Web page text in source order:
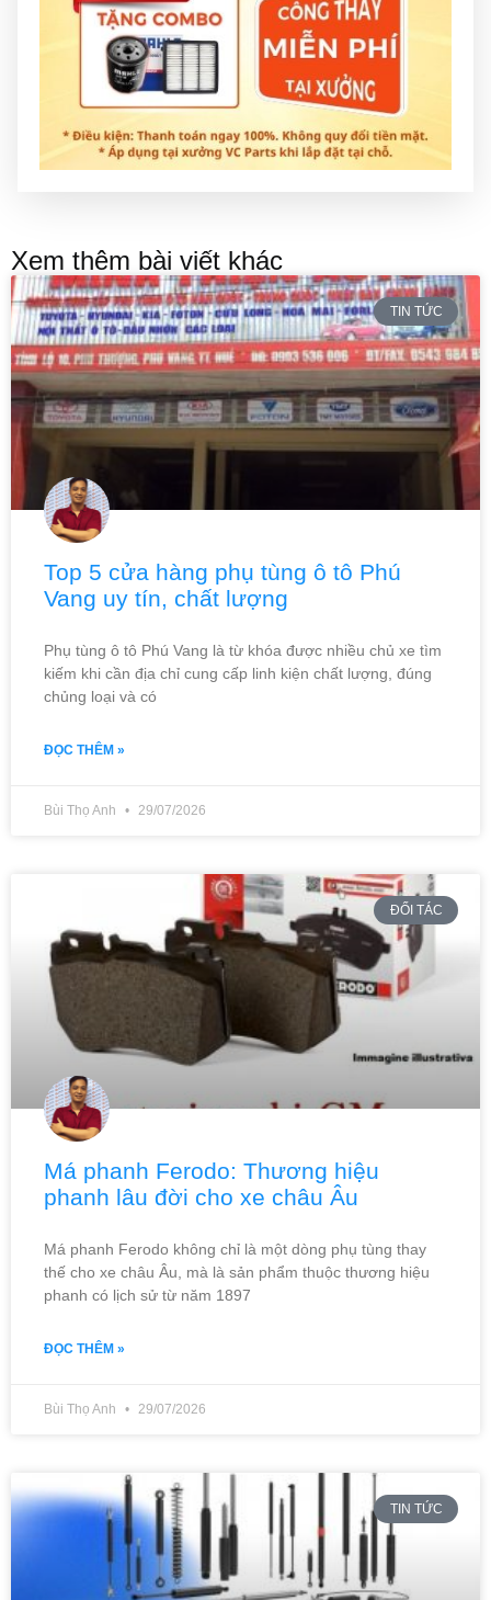
Xem thêm bài viết khác
TIN TỨC
Top 5 cửa hàng phụ tùng ô tô Phú
Vang uy tín, chất lượng
Phụ tùng ô tô Phú Vang là từ khóa được nhiều chủ xe tìm
kiếm khi cần địa chỉ cung cấp linh kiện chất lượng, đúng
chủng loại và có
ĐỌC THÊM »
Bùi Thọ Anh 29/07/2026
ĐỐI TÁC
Má phanh Ferodo: Thương hiệu
phanh lâu đời cho xe châu Âu
Má phanh Ferodo không chỉ là một dòng phụ tùng thay
thế cho xe châu Âu, mà là sản phẩm thuộc thương hiệu
phanh có lịch sử từ năm 1897
ĐỌC THÊM »
Bùi Thọ Anh 29/07/2026
TIN TỨC